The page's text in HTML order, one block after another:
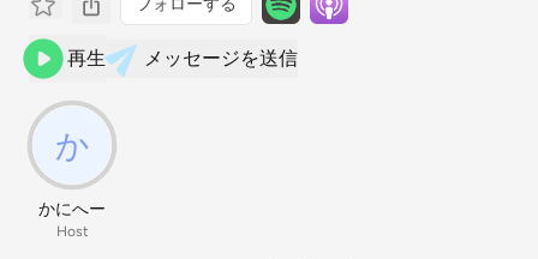
フォローする
再生 メッセージを送信
かにへー
Host